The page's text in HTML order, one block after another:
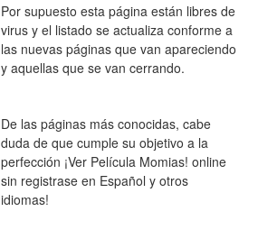
Por supuesto esta página están libres de
virus y el listado se actualiza conforme a
las nuevas páginas que van apareciendo
y aquellas que se van cerrando.
De las páginas más conocidas, cabe
duda de que cumple su objetivo a la
perfección ¡Ver Película Momias! online
sin registrase en Español y otros
idiomas!